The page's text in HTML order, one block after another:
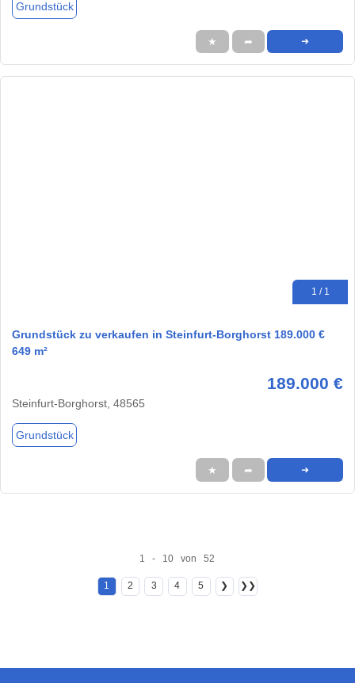
Grundstück
★ ➦ ➜
1 / 1
Grundstück zu verkaufen in Steinfurt-Borghorst 189.000 €
649 m²
189.000 €
Steinfurt-Borghorst, 48565
Grundstück
★ ➦ ➜
1 - 10 von 52
1 2 3 4 5 ❯ ❯❯